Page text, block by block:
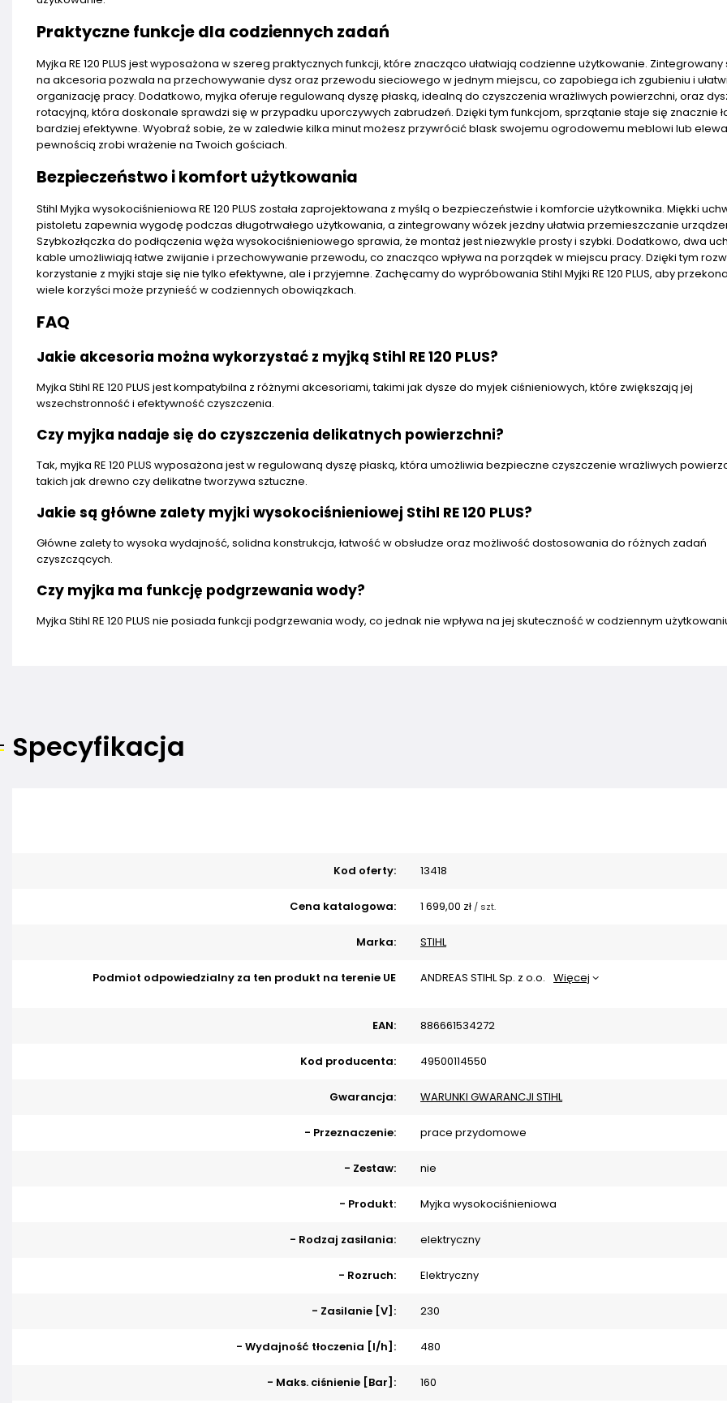
Praktyczne funkcje dla codziennych zadań
Myjka RE 120 PLUS jest wyposażona w szereg praktycznych funkcji, które znacząco ułatwiają codzienne użytkowanie.
na akcesoria pozwala na przechowywanie dysz oraz przewodu sieciowego w jednym miejscu, co zapobiega ich zgubieniu i
organizację pracy. Dodatkowo, myjka oferuje regulowaną dyszę płaską, idealną do czyszczenia wrażliwych powierzchni, oraz
rotacyjną, która doskonale sprawdzi się w przypadku uporczywych zabrudzeń. Dzięki tym funkcjom, sprzątanie staje się znacznie
bardziej efektywne. Wyobraź sobie, że w zaledwie kilka minut możesz przywrócić blask swojemu ogrodowemu meblowi lub
pewnością zrobi wrażenie na Twoich gościach.
Bezpieczeństwo i komfort użytkowania
Stihl Myjka wysokociśnieniowa RE 120 PLUS została zaprojektowana z myślą o bezpieczeństwie i komforcie użytkownika. Miękki
pistoletu zapewnia wygodę podczas długotrwałego użytkowania, a zintegrowany wózek jezdny ułatwia przemieszczanie
Szybkozłączka do podłączenia węża wysokociśnieniowego sprawia, że montaż jest niezwykle prosty i szybki. Dodatkowo, dwa
kable umożliwiają łatwe zwijanie i przechowywanie przewodu, co znacząco wpływa na porządek w miejscu pracy. Dzięki tym
korzystanie z myjki staje się nie tylko efektywne, ale i przyjemne. Zachęcamy do wypróbowania Stihl Myjki RE 120 PLUS, aby
wiele korzyści może przynieść w codziennych obowiązkach.
FAQ
Jakie akcesoria można wykorzystać z myjką Stihl RE 120 PLUS?
Myjka Stihl RE 120 PLUS jest kompatybilna z różnymi akcesoriami, takimi jak dysze do myjek ciśnieniowych, które zwiększają jej
wszechstronność i efektywność czyszczenia.
Czy myjka nadaje się do czyszczenia delikatnych powierzchni?
Tak, myjka RE 120 PLUS wyposażona jest w regulowaną dyszę płaską, która umożliwia bezpieczne czyszczenie wrażliwych
takich jak drewno czy delikatne tworzywa sztuczne.
Jakie są główne zalety myjki wysokociśnieniowej Stihl RE 120 PLUS?
Główne zalety to wysoka wydajność, solidna konstrukcja, łatwość w obsłudze oraz możliwość dostosowania do różnych zadań
czyszczących.
Czy myjka ma funkcję podgrzewania wody?
Myjka Stihl RE 120 PLUS nie posiada funkcji podgrzewania wody, co jednak nie wpływa na jej skuteczność w codziennym
Specyfikacja
Kod oferty: 13418
Cena katalogowa: 1 699,00 zł / szt.
Marka: STIHL
Podmiot odpowiedzialny za ten produkt na terenie UE ANDREAS STIHL Sp. z o.o. Więcej
EAN: 886661534272
Kod producenta: 49500114550
Gwarancja: WARUNKI GWARANCJI STIHL
- Przeznaczenie: prace przydomowe
- Zestaw: nie
- Produkt: Myjka wysokociśnieniowa
- Rodzaj zasilania: elektryczny
- Rozruch: Elektryczny
- Zasilanie [V]: 230
- Wydajność tłoczenia [l/h]: 480
- Maks. ciśnienie [Bar]: 160